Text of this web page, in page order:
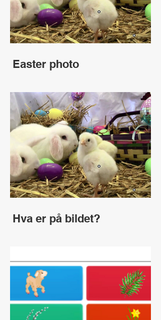
Easter photo
Hva er på bildet?